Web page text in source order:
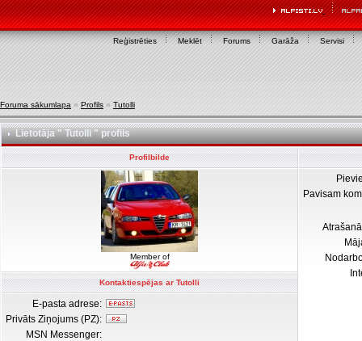
Reģistrēties Meklēt Forums Garāža Servisi
Foruma sākumlapa » Profils » Tutolli
Lietotāja " Tutolli " profils
Profilbilde
Member of
Pavisam
Kontaktiespējas ar Tutolli
E-pasta adrese:
Privāts Ziņojums (PZ):
MSN Messenger: